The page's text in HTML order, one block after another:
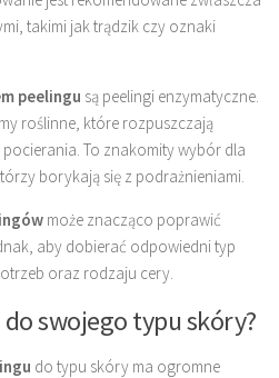
takimi jak trądzik czy oznaki
peelingu są peelingi enzymatyczne.
roślinne, które rozpuszczają
To znakomity wybór dla
borykają się z podrażnieniami.
może znacząco poprawić
aby dobierać odpowiedni typ
oraz rodzaju cery.
swojego typu skóry?
do typu skóry ma ogromne